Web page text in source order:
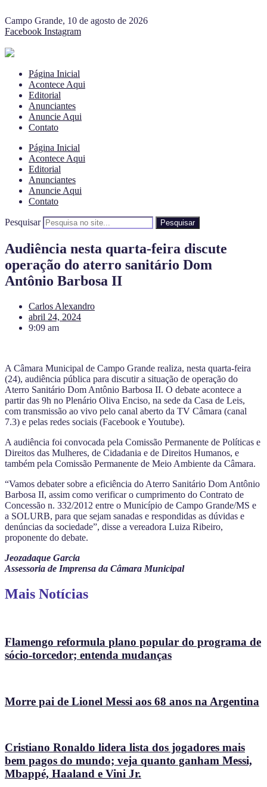
Campo Grande, 10 de agosto de 2026
Facebook Instagram
Página Inicial
Acontece Aqui
Editorial
Anunciantes
Anuncie Aqui
Contato
Página Inicial
Acontece Aqui
Editorial
Anunciantes
Anuncie Aqui
Contato
Pesquisar Pesquisar
Audiência nesta quarta-feira discute
operação do aterro sanitário Dom
Antônio Barbosa II
Carlos Alexandro
abril 24, 2024
9:09 am
A Câmara Municipal de Campo Grande realiza, nesta quarta-feira
(24), audiência pública para discutir a situação de operação do
Aterro Sanitário Dom Antônio Barbosa II. O debate acontece a
partir das 9h no Plenário Oliva Enciso, na sede da Casa de Leis,
com transmissão ao vivo pelo canal aberto da TV Câmara (canal
7.3) e pelas redes sociais (Facebook e Youtube).
A audiência foi convocada pela Comissão Permanente de Políticas e
Direitos das Mulheres, de Cidadania e de Direitos Humanos, e
também pela Comissão Permanente de Meio Ambiente da Câmara.
“Vamos debater sobre a eficiência do Aterro Sanitário Dom Antônio
Barbosa II, assim como verificar o cumprimento do Contrato de
Concessão n. 332/2012 entre o Município de Campo Grande/MS e
a SOLURB, para que sejam sanadas e respondidas as dúvidas e
denúncias da sociedade”, disse a vereadora Luiza Ribeiro,
proponente do debate.
Jeozadaque Garcia
Assessoria de Imprensa da Câmara Municipal
Mais Notícias
Flamengo reformula plano popular do programa de
sócio-torcedor; entenda mudanças
Morre pai de Lionel Messi aos 68 anos na Argentina
Cristiano Ronaldo lidera lista dos jogadores mais
bem pagos do mundo; veja quanto ganham Messi,
Mbappé, Haaland e Vini Jr.